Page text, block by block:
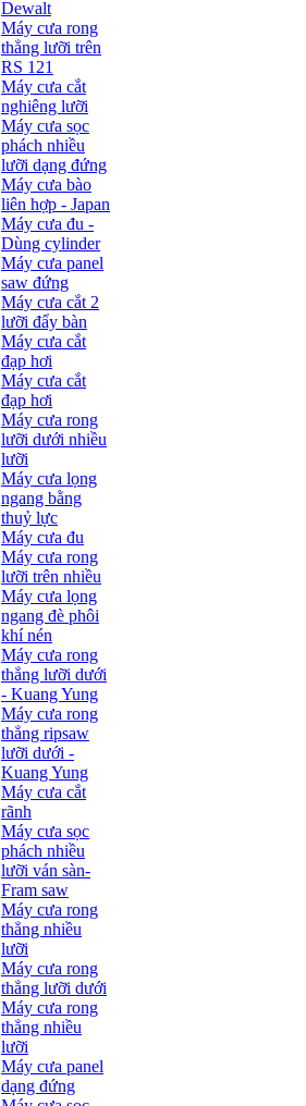
Dewalt
Máy cưa rong
thẳng lưỡi trên
RS 121
Máy cưa cắt
nghiêng lưỡi
Máy cưa sọc
phách nhiều
lưỡi dạng đứng
Máy cưa bào
liên hợp - Japan
Máy cưa đu -
Dùng cylinder
Máy cưa panel
saw đứng
Máy cưa cắt 2
lưỡi đẩy bàn
Máy cưa cắt
đạp hơi
Máy cưa cắt
đạp hơi
Máy cưa rong
lưỡi dưới nhiều
lưỡi
Máy cưa lọng
ngang bằng
thuỷ lực
Máy cưa đu
Máy cưa rong
lưỡi trên nhiều
Máy cưa lọng
ngang đè phôi
khí nén
Máy cưa rong
thẳng lưỡi dưới
- Kuang Yung
Máy cưa rong
thẳng ripsaw
lưỡi dưới -
Kuang Yung
Máy cưa cắt
rãnh
Máy cưa sọc
phách nhiều
lưỡi ván sàn-
Fram saw
Máy cưa rong
thẳng nhiều
lưỡi
Máy cưa rong
thẳng lưỡi dưới
Máy cưa rong
thẳng nhiều
lưỡi
Máy cưa panel
dạng đứng